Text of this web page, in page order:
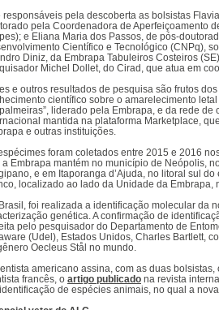
responsáveis pela descoberta as bolsistas
pela Coordenadora de Aperfeiçoamento
e Eliana Maria dos Passos, de pós-
Científico e Tecnológico (CNPq),
Diniz, da Embrapa Tabuleiros Costeiros
Michel Dollet, do Cirad, que atua em
e outros resultados de pesquisa são frutos
científico sobre o amarelecimento
liderado pela Embrapa, e da rede de
mantida na plataforma Marketplace,
e outras instituições.
foram coletados entre 2015 e 2016
a Embrapa mantém no município de Neópolis,
e em Itaporanga d’Ajuda, no litoral sul
localizado ao lado da Unidade da Embrapa,
foi realizada a identificação molecular da
genética. A confirmação de
pelo pesquisador do Departamento de
(Udel), Estados Unidos, Charles Bartlett,
Oecleus Stål no mundo.
americano assina, com as duas
francês, o artigo publicado na revista
de espécies animais, no qual a